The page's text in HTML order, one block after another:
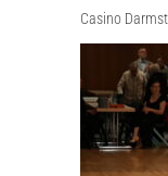
Casino